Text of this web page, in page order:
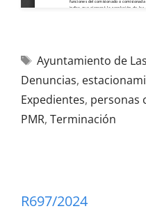
Ayuntamiento de
Denuncias,
Expedientes, personas
PMR, Terminación
R697/2024